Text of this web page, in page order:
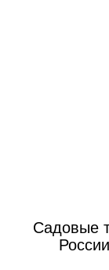
Садовые